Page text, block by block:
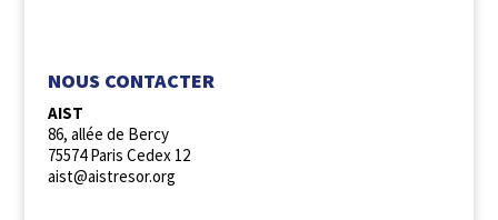
NOUS CONTACTER
AIST
86, allée de Bercy
75574 Paris Cedex 12
aist@aistresor.org